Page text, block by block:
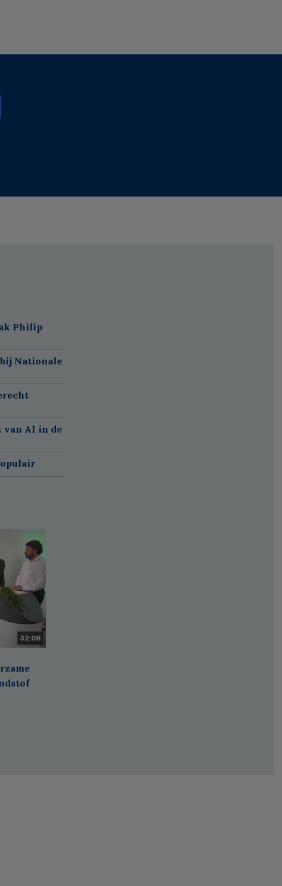
Philip
Nationale
van AI in de
32:08